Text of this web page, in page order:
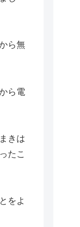
ら無
ら電
きは
たこ
をよ